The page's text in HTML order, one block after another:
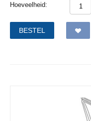
Hoeveelheid:
BESTEL